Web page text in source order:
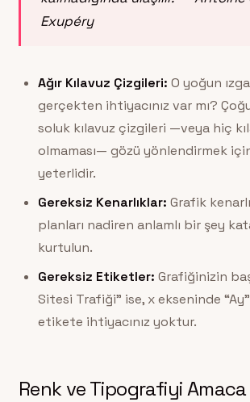
Exupéry
Ağır Kılavuz Çizgileri: O yoğun
gerçekten ihtiyacınız var mı?
soluk kılavuz çizgileri —veya hiç
olmaması— gözü yönlendirmek
yeterlidir.
Gereksiz Kenarlıklar: Grafik
planları nadiren anlamlı bir şey
kurtulun.
Gereksiz Etiketler: Grafiğinizin
Sitesi Trafiği” ise, x ekseninde
etikete ihtiyacınız yoktur.
Renk ve Tipografiyi